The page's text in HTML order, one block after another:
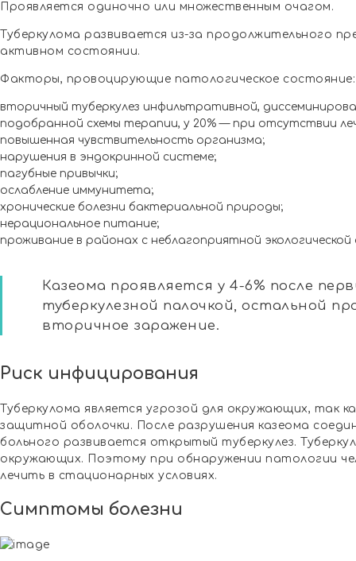
Проявляется одиночно или множественным очагом.
Туберкулома развивается из-за продолжительного
активном состоянии.
Факторы, провоцирующие патологическое состояние:
вторичный туберкулез инфильтративной,
подобранной схемы терапии, у 20% — при отсутствии
повышенная чувствительность организма;
нарушения в эндокринной системе;
пагубные привычки;
ослабление иммунитета;
хронические болезни бактериальной природы;
нерациональное питание;
проживание в районах с неблагоприятной
Казеома проявляется у 4-6% после
туберкулезной палочкой, остальной
вторичное заражение.
Риск инфицирования
Туберкулома является угрозой для окружающих, так
защитной оболочки. После разрушения казеома
больного развивается открытый туберкулез.
окружающих. Поэтому при обнаружении патологии
лечить в стационарных условиях.
Симптомы болезни